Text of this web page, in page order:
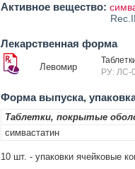
Активное вещество:
Лекарственная форма
Левомир
РУ: ЛС-
Форма выпуска,
Таблетки, покрытые
симвастатин
10 шт. - упаковки ячейковые